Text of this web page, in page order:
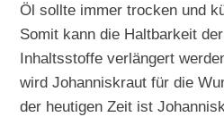
Öl sollte immer trocken und
Somit kann die Haltbarkeit
Inhaltsstoffe verlängert
wird Johanniskraut für die
der heutigen Zeit ist